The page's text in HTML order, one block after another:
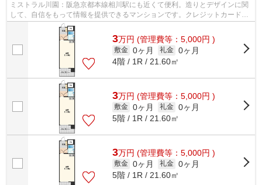
ミストラル川園：阪急京都本線相川駅にも近くて便利。造りとデザインに関
して、自信をもって情報を提供できるマンションです。クレジットカードで
初期費用がお支払いいただけるので、...
3万円 (管理費等：5,000円 )
敷金 0ヶ月 礼金 0ヶ月
4階 / 1R / 21.60㎡
3万円 (管理費等：5,000円 )
敷金 0ヶ月 礼金 0ヶ月
5階 / 1R / 21.60㎡
3万円 (管理費等：5,000円 )
敷金 0ヶ月 礼金 0ヶ月
5階 / 1R / 21.60㎡